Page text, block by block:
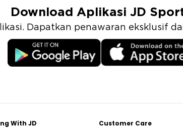
Download Aplikasi JD
Dapatkan penawaran eksklusif
With JD
Customer Care